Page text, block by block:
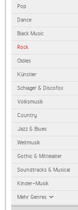
Pop
Dance
Black Music
Rock
Oldies
Künstler
Schlager & Discofox
Volksmusik
Country
Jazz & Blues
Weltmusik
Gothic & Mittelalter
Soundtracks & Musical
Kinder-Musik
Mehr Genres